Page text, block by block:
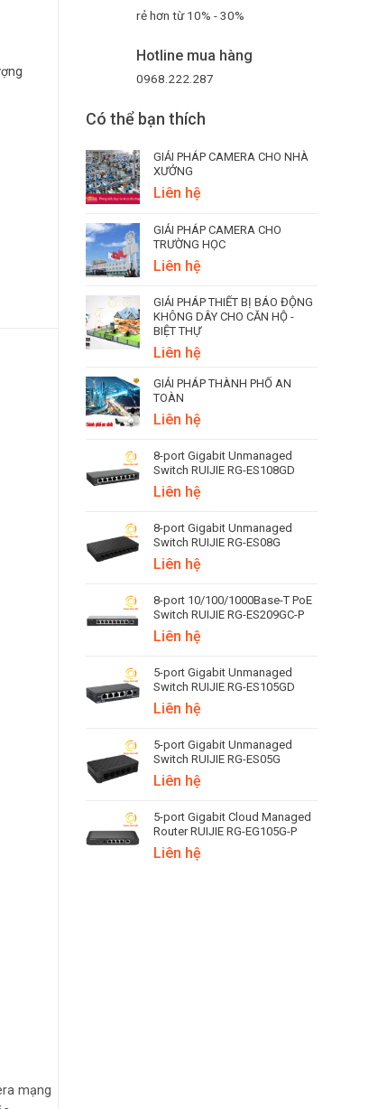
rẻ hơn từ 10% - 30%
Hotline mua hàng
0968.222.287
Có thể bạn thích
GIẢI PHÁP CAMERA CHO NHÀ
XƯỞNG
Liên hệ
GIẢI PHÁP CAMERA CHO
TRƯỜNG HỌC
Liên hệ
GIẢI PHÁP THIẾT BỊ BÁO ĐỘNG
KHÔNG DÂY CHO CĂN HỘ -
BIỆT THỰ
Liên hệ
GIẢI PHÁP THÀNH PHỐ AN
TOÀN
Liên hệ
8-port Gigabit Unmanaged
Switch RUIJIE RG-ES108GD
Liên hệ
8-port Gigabit Unmanaged
Switch RUIJIE RG-ES08G
Liên hệ
8-port 10/100/1000Base-T PoE
Switch RUIJIE RG-ES209GC-P
Liên hệ
5-port Gigabit Unmanaged
Switch RUIJIE RG-ES105GD
Liên hệ
5-port Gigabit Unmanaged
Switch RUIJIE RG-ES05G
Liên hệ
5-port Gigabit Cloud Managed
Router RUIJIE RG-EG105G-P
Liên hệ
mạng